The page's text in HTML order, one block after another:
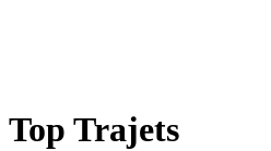
Top Trajets